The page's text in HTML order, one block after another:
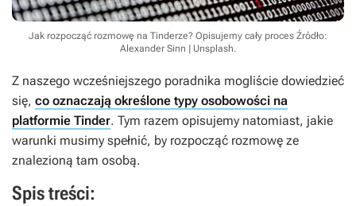
Jak rozpocząć rozmowę na Tinderze? Opisujemy cały proces Źródło:
Alexander Sinn | Unsplash.
Z naszego wcześniejszego poradnika mogliście dowiedzieć
się, co oznaczają określone typy osobowości na
platformie Tinder. Tym razem opisujemy natomiast, jakie
warunki musimy spełnić, by rozpocząć rozmowę ze
znalezioną tam osobą.
Spis treści: